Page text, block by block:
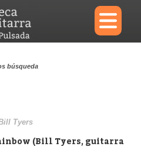
×
búsqueda
Tyers
(Bill Tyers, guitarra